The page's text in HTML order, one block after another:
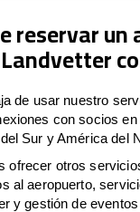
reservar un
de usar nuestro
con socios
Sur y América del
ofrecer otros
al aeropuerto,
y gestión de